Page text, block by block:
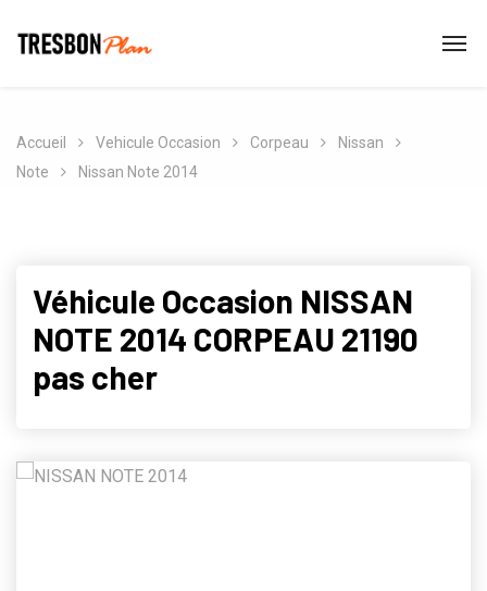
Accueil Vehicule Occasion Corpeau
Nissan
Note
Nissan Note 2014
Véhicule Occasion NISSAN
NOTE 2014 CORPEAU 21190
pas cher